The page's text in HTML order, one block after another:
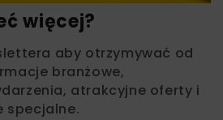
więcej?
aby otrzymywać od
branżowe,
atrakcyjne oferty i
specjalne.